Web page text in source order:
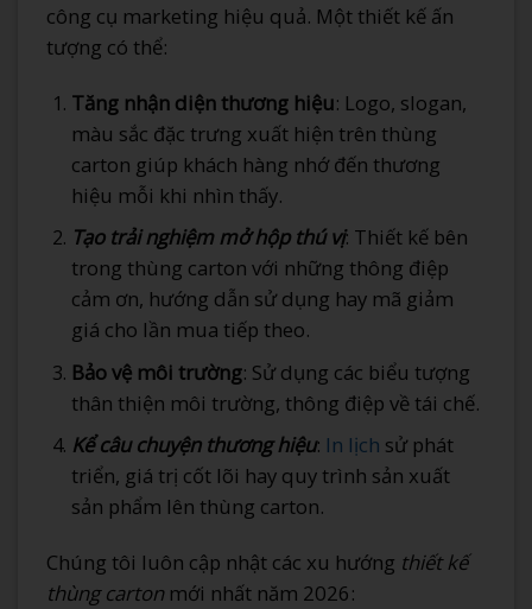
công cụ marketing hiệu quả. Một thiết kế ấn
tượng có thể:
Tăng nhận diện thương hiệu: Logo, slogan,
màu sắc đặc trưng xuất hiện trên thùng
carton giúp khách hàng nhớ đến thương
hiệu mỗi khi nhìn thấy.
Tạo trải nghiệm mở hộp thú vị: Thiết kế bên
trong thùng carton với những thông điệp
cảm ơn, hướng dẫn sử dụng hay mã giảm
giá cho lần mua tiếp theo.
Bảo vệ môi trường: Sử dụng các biểu tượng
thân thiện môi trường, thông điệp về tái chế.
Kể câu chuyện thương hiệu: In lịch sử phát
triển, giá trị cốt lõi hay quy trình sản xuất
sản phẩm lên thùng carton.
Chúng tôi luôn cập nhật các xu hướng thiết kế
thùng cartonmới nhất năm 2026: